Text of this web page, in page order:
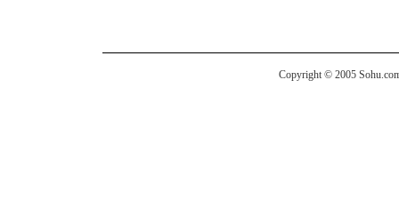
Copyright © 2005